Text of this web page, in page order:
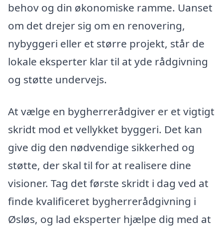
behov og din økonomiske ramme. Uanset
om det drejer sig om en renovering,
nybyggeri eller et større projekt, står de
lokale eksperter klar til at yde rådgivning
og støtte undervejs.
At vælge en bygherrerådgiver er et vigtigt
skridt mod et vellykket byggeri. Det kan
give dig den nødvendige sikkerhed og
støtte, der skal til for at realisere dine
visioner. Tag det første skridt i dag ved at
finde kvalificeret bygherrerådgivning i
Øsløs, og lad eksperter hjælpe dig med at